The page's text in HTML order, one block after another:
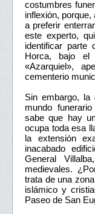
costumbres
inflexión,
a preferir
este experto,
identificar parte
Horca, bajo el
«Azarquiel»,
cementerio
Sin embargo, la
mundo
sabe que hay
ocupa toda esa
la extensión
inacabado
General
medievales.
trata de una
islámico y
Paseo de San